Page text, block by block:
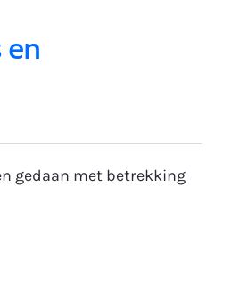
gedaan met betrekking